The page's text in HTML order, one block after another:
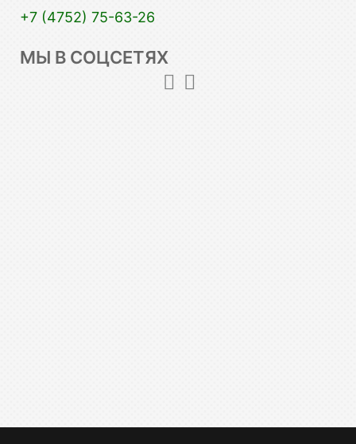
+7 (4752) 75-63-26
МЫ В СОЦСЕТЯХ